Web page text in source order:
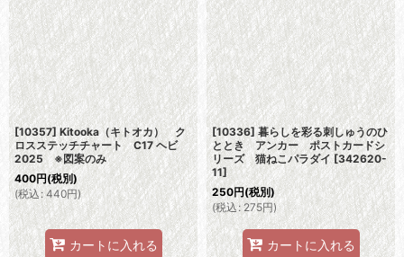
[10357] Kitooka（キトオカ） ク
ロスステッチチャート C17 ヘビ
2025 ※図案のみ
400円(税別)
(税込 : 440円)
カートに入れる
[10336] 暮らしを彩る刺しゅうのひ
ととき アンカー ポストカードシ
リーズ 猫ねこパラダイ [342620-
11]
250円(税別)
(税込 : 275円)
カートに入れる